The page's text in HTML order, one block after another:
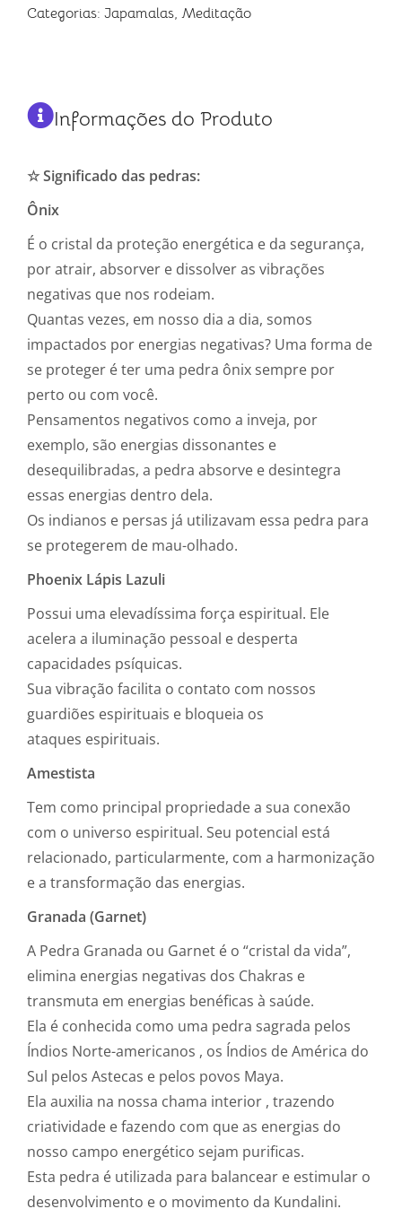
Categorias: Japamalas, Meditação
Informações do Produto
☆ Significado das pedras:
Ônix
É o cristal da proteção energética e da segurança,
por atrair, absorver e dissolver as vibrações
negativas que nos rodeiam.⁣
⁣Quantas vezes, em nosso dia a dia, somos
impactados por energias negativas? Uma forma de
se proteger é ter uma pedra ônix sempre por
perto ou com você.
Pensamentos negativos como a inveja, por
exemplo, são energias dissonantes e
desequilibradas, a pedra absorve e desintegra
essas energias dentro dela.
Os indianos e persas já utilizavam essa pedra para
se protegerem de mau-olhado.⁣
Phoenix Lápis Lazuli
Possui uma elevadíssima força espiritual. Ele
acelera a iluminação pessoal e desperta
capacidades psíquicas.
Sua vibração facilita o contato com nossos
guardiões espirituais e bloqueia os
ataques espirituais.
Amestista
Tem como principal propriedade a sua conexão
com o universo espiritual. Seu potencial está
relacionado, particularmente, com a harmonização
e a transformação das energias.
Granada (Garnet)
A Pedra Granada ou Garnet é o “cristal da vida”,
elimina energias negativas dos Chakras e
transmuta em energias benéficas à saúde.
Ela é conhecida como uma pedra sagrada pelos
Índios Norte-americanos , os Índios de América do
Sul pelos Astecas e pelos povos Maya.
Ela auxilia na nossa chama interior , trazendo
criatividade e fazendo com que as energias do
nosso campo energético sejam purificas.
Esta pedra é utilizada para balancear e estimular o
desenvolvimento e o movimento da Kundalini.